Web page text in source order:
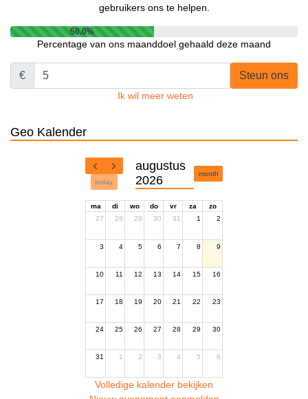
gebruikers ons te helpen.
50.0%
Percentage van ons maanddoel gehaald deze maand
€ Steun ons
Ik wil meer weten
Geo Kalender
today
augustus
2026
month
ma di wo do vr za
zo
27
28 29 30 31 1 2
3 4 5 6 7 8 9
10 11 12 13 14 15 16
17 18 19 20 21 22 23
24 25 26 27 28 29 30
31 1 2 3 4 5 6
Volledige kalender bekijken